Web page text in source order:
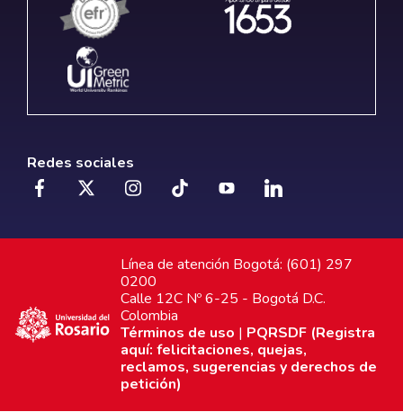
Redes sociales
Línea de atención Bogotá: (601) 297
0200
Calle 12C Nº 6-25 - Bogotá D.C.
Colombia
Términos de uso | PQRSDF (Registra
aquí: felicitaciones, quejas,
reclamos, sugerencias y derechos de
petición)